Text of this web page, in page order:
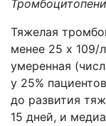
Тяжелая
менее 25 x 109/
умеренная
у 25%
до развития
15 дней, и